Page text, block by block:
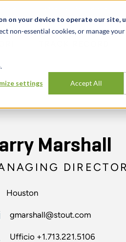
on your device to operate our site,
non-essential cookies, or manage
settings Accept All
Marshall
DIRECTOR
Houston
gmarshall@stout.com
Ufficio +1.713.221.5106